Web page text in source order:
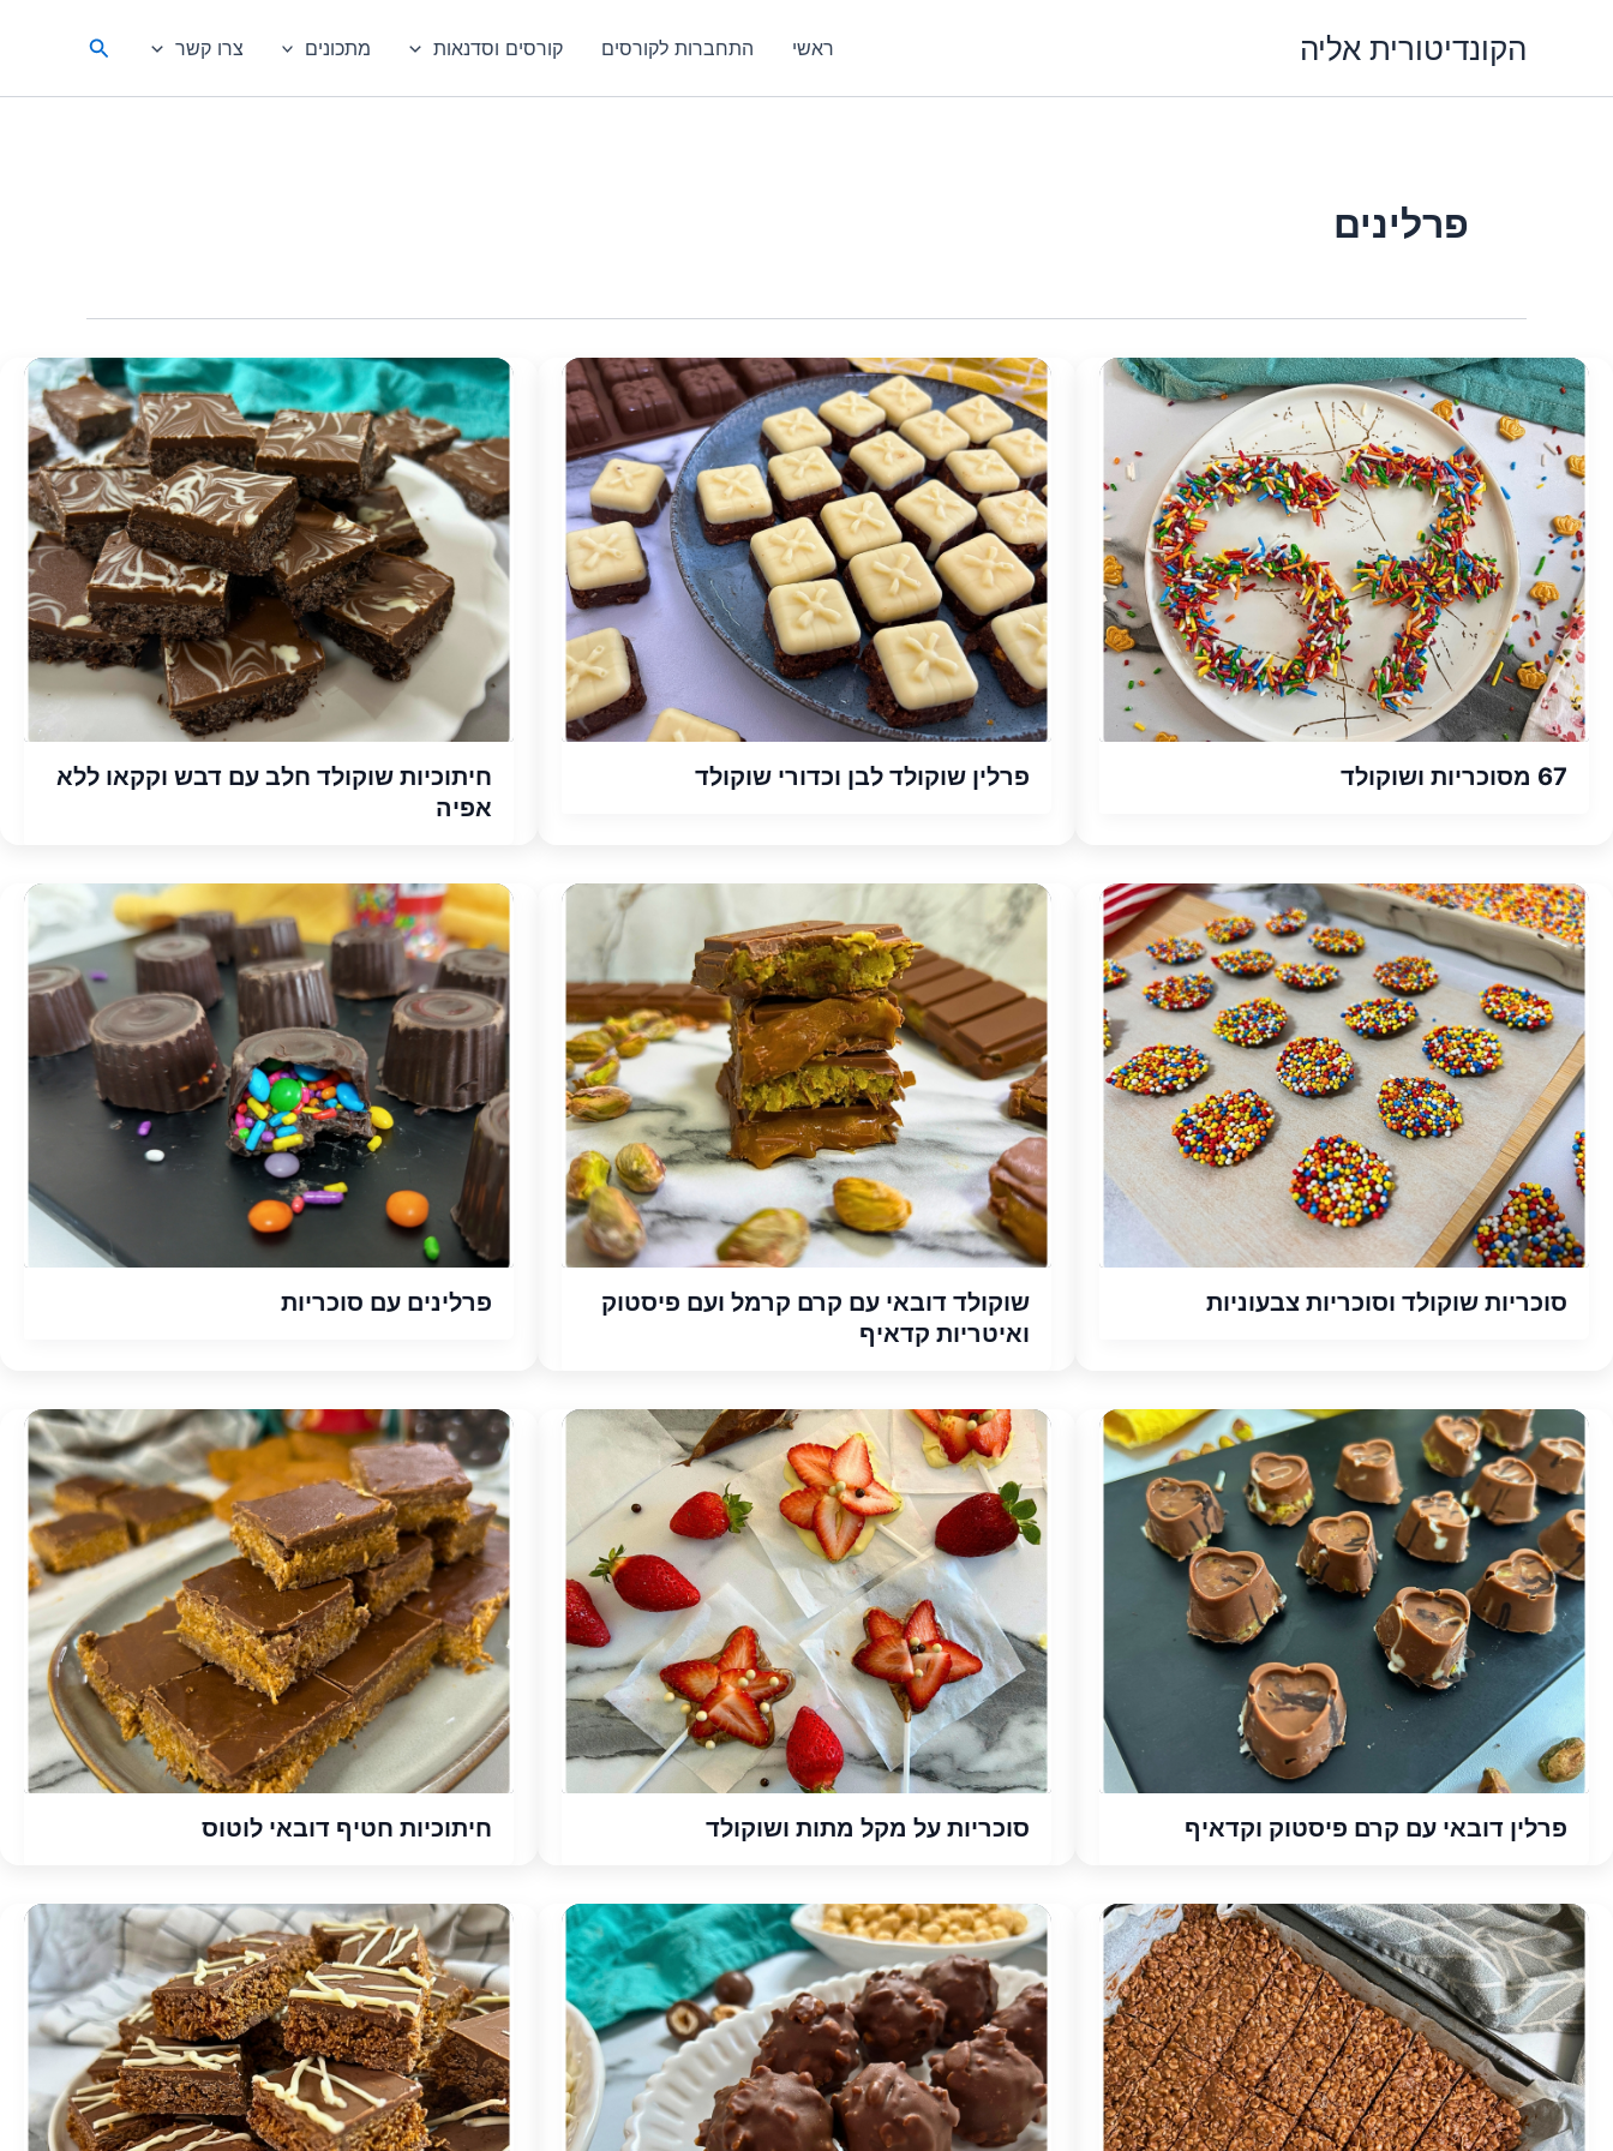
הקונדיטורית אליה ראשי התחברות לקורסים קורסים וסדנאות מתכונים צרו קשר חיפוש
פרלינים
67 מסוכריות ושוקולד פרלין שוקולד לבן וכדורי שוקולד
חיתוכיות שוקולד חלב עם דבש וקקאו ללא
אפיה
סוכריות שוקולד וסוכריות צבעוניות
שוקולד דובאי עם קרם קרמל ועם פיסטוק
ואיטריות קדאיף
פרלינים עם סוכריות
פרלין דובאי עם קרם פיסטוק וקדאיף סוכריות על מקל מתות ושוקולד חיתוכיות חטיף דובאי לוטוס